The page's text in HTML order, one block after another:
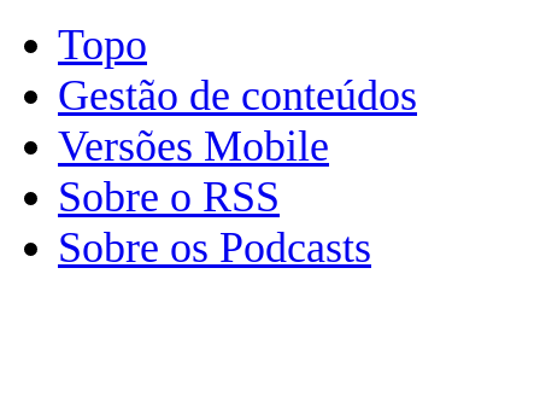
Topo
Gestão de conteúdos
Versões Mobile
Sobre o RSS
Sobre os Podcasts